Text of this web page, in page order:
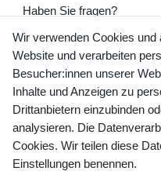
Haben Sie fragen?
+49 (0) 35243
Mo-Fr 9-15 Uhr
shop@banjado.com
Preisangaben inkl.
Versandkosten
Wir verwenden Cookies und
Website und verarbeiten
Besucher:innen unserer
Inhalte und Anzeigen zu
Drittanbietern einzubinden
analysieren. Die
Cookies. Wir teilen diese
Einstellungen benennen.